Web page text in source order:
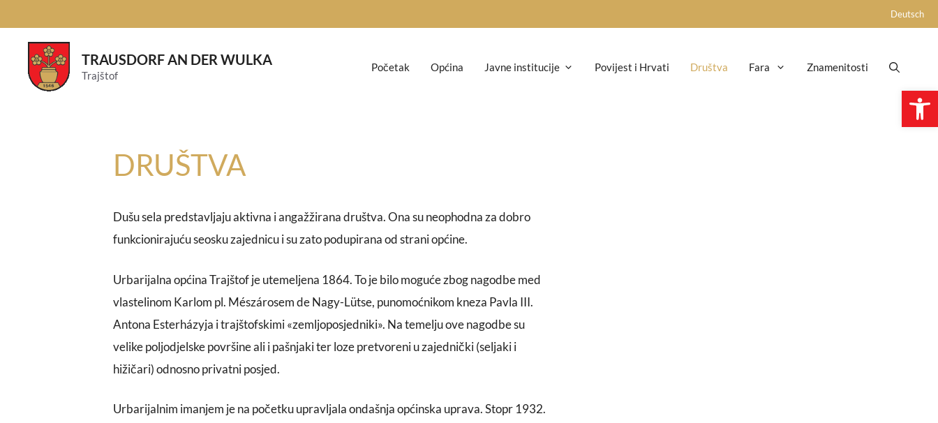
na
sadržaj
Deutsch
TRAUSDORF AN DER WULKA
Trajštof
Početak Općina Javne institucije Povijest i Hrvati Društva Fara Znamenitosti
DRUŠTVA
Dušu sela predstavljaju aktivna i angažžirana društva. Ona su neophodna za dobro
funkcionirajuću seosku zajednicu i su zato podupirana od strani općine.
Urbarijalna općina Trajštof je utemeljena 1864. To je bilo moguće zbog nagodbe med
vlastelinom Karlom pl. Mészárosem de Nagy-Lütse, punomoćnikom kneza Pavla III.
Antona Esterházyja i trajštofskimi «zemljoposjedniki». Na temelju ove nagodbe su
velike poljodjelske površine ali i pašnjaki ter loze pretvoreni u zajednički (seljaki i
hižičari) odnosno privatni posjed.
Urbarijalnim imanjem je na početku upravljala ondašnja općinska uprava. Stopr 1932.